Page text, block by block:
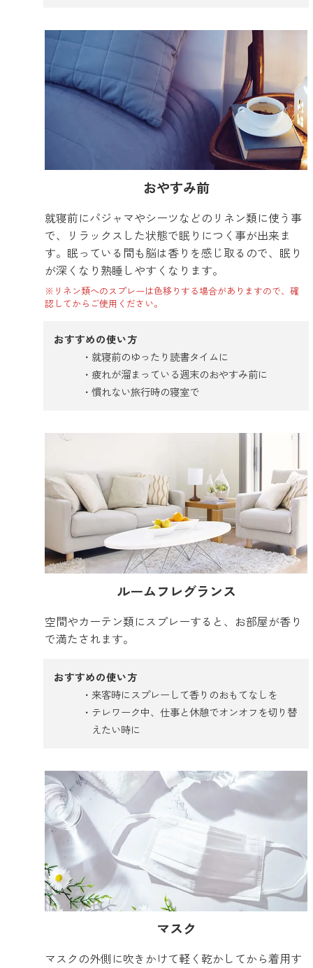
おやすみ前
就寝前にパジャマやシーツなどのリネン類に使う事
で、リラックスした状態で眠りにつく事が出来ま
す。眠っている間も脳は香りを感じ取るので、眠り
が深くなり熟睡しやすくなります。
※リネン類へのスプレーは色移りする場合がありますので、確
認してからご使用ください。
おすすめの使い方
就寝前のゆったり読書タイムに
疲れが溜まっている週末のおやすみ前に
慣れない旅行時の寝室で
ルームフレグランス
空間やカーテン類にスプレーすると、お部屋が香り
で満たされます。
おすすめの使い方
来客時にスプレーして香りのおもてなしを
テレワーク中、仕事と休憩でオンオフを切り替
えたい時に
マスク
マスクの外側に吹きかけて軽く乾かしてから着用す